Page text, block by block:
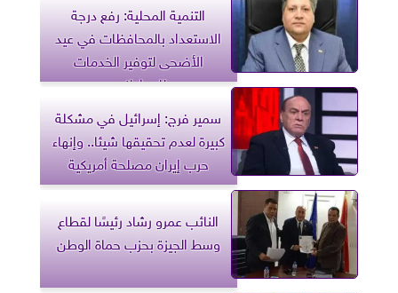
التنمية المحلية: رفع درجة
الاستعداد بالمحافظات في عيد
الأضحى لتوفير الخدمات
للمواطنين
سمير فرج: إسرائيل في مشكلة
كبيرة لعدم تحقيقها شيئا.. وإنهاء
حرب إيران مصلحة أمريكية
النائب عمرو رشاد رئيسًا لقطاع
وسط الجيزة بحزب حماة الوطن